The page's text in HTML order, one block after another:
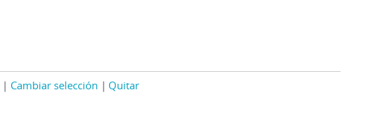
Cambiar selección Quitar